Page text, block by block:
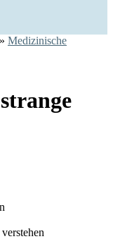
» Medizinische